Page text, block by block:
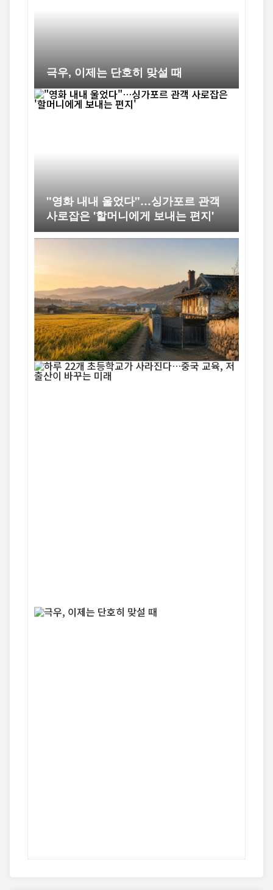
극우, 이제는 단호히 맞설 때
"영화 내내 울었다"…싱가포르 관객
사로잡은 '할머니에게 보내는 편지'